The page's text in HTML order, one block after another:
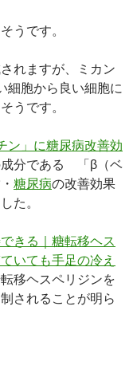
うです。
れますが、ミカン
細胞から良い細胞に
うです。
ン」に糖尿病改善効
成分である 「β（ベ
糖尿病の改善効果
た。
きる｜糖転移ヘス
いても手足の冷え
移ヘスペリジンを
されることが明ら